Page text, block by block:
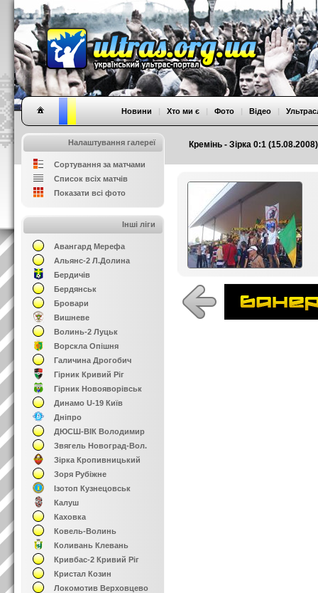
Кремінь - Зірка 0:1
Новини | Хто ми є | Фото | Відео |
Налаштування галереї
Сортування за матчами
Список всіх матчів
Показати всі фото
Інші ліги
Авангард Мерефа
Альянс-2 Л.Долина
Бердичів
Бердянськ
Бровари
Вишневе
Волинь-2 Луцьк
Ворскла Опішня
Галичина Дрогобич
Гірник Кривий Ріг
Гірник Новояворівськ
Динамо U-19 Київ
Дніпро
ДЮСШ-ВІК Володимир
Звягель Новоград-Вол.
Зірка Кропивницький
Зоря Рубіжне
Ізотоп Кузнецовськ
Калуш
Каховка
Ковель-Волинь
Коливань Клевань
Кривбас-2 Кривий Ріг
Кристал Козин
Локомотив Верховцево